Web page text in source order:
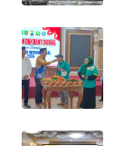
KOPEKLIN
PORTAL
KONSUMEN